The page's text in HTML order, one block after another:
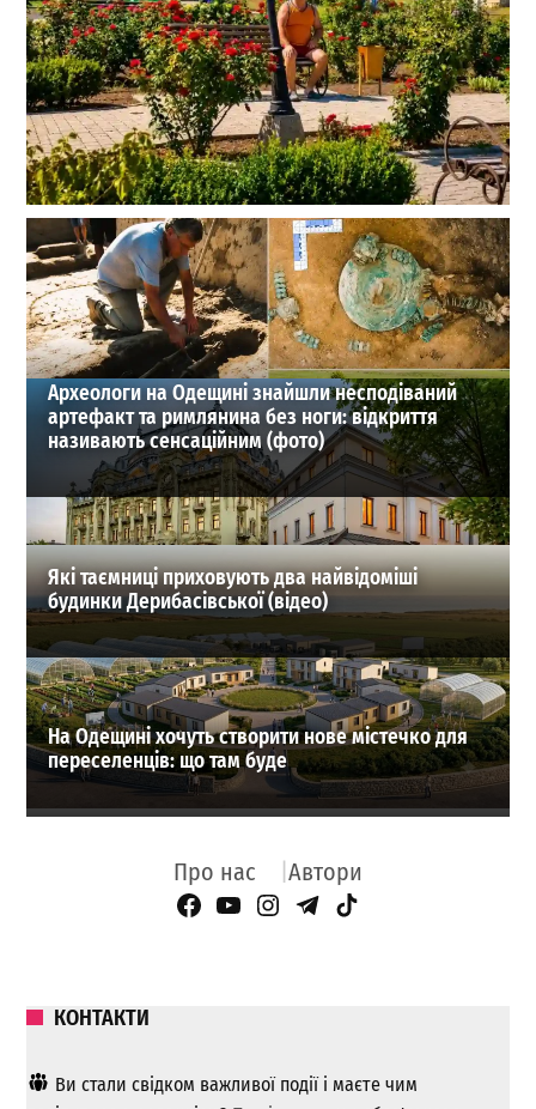
Чи весело живуть у Веселій Долині: трояндовий парк
та інші диковинки села на Одещини
0
26-07-2026 в 16:51
ВИБІР РЕДАКЦІЇ
Археологи на Одещині знайшли несподіваний
артефакт та римлянина без ноги: відкриття
називають сенсаційним (фото)
Які таємниці приховують два найвідоміші
будинки Дерибасівської (відео)
На Одещині хочуть створити нове містечко для
переселенців: що там буде
Про нас Автори
Facebook Page
YouTube
Instagram
Telegram
TikTok
КОНТАКТИ
Ви стали свідком важливої ​​події і маєте чим